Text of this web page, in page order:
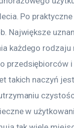
Po
Największe
każdego rodzaju
przedsiębiorców
takich naczyń
w